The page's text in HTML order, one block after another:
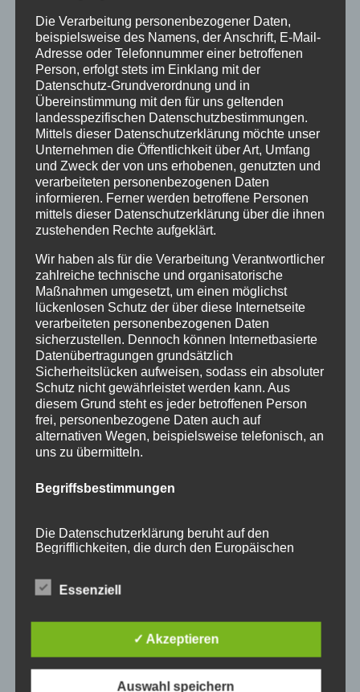
Juni 2018
Dezember 2015
Kategorien
Aktionen
Ausstellungen
Flechtkurse
Impressionen
Info
Natur in Form
Termine
Stichworte
Allgäu Annette Rehle Atelier Ausstellung
Blaichach Creuzfeldtrash Dezember Ettensberg
Event Flechten flechten lernen Flechtkunst
Flechtkurs Flechtkurse Flechttechnik Flechtwerkstatt
individuelle Flechtkurse Info
miRaR Mira Rehle Mundstaub Natur in Form
Oberallgäu
Weiden
Weidenkörbe weihnachtliche Dekoration
Weihnachtsrabatt
Die Verarbeitung personenbezogener Daten,
beispielsweise des Namens, der Anschrift, E-Mail-
Adresse oder Telefonnummer einer betroffenen
Person, erfolgt stets im Einklang mit der
Datenschutz-Grundverordnung und in
Übereinstimmung mit den für uns geltenden
landesspezifischen Datenschutzbestimmungen.
Mittels dieser Datenschutzerklärung möchte unser
Unternehmen die Öffentlichkeit über Art, Umfang
und Zweck der von uns erhobenen, genutzten und
verarbeiteten personenbezogenen Daten
informieren. Ferner werden betroffene Personen
mittels dieser Datenschutzerklärung über die ihnen
zustehenden Rechte aufgeklärt.
Wir haben als für die Verarbeitung Verantwortlicher
zahlreiche technische und organisatorische
Maßnahmen umgesetzt, um einen möglichst
lückenlosen Schutz der über diese Internetseite
verarbeiteten personenbezogenen Daten
sicherzustellen. Dennoch können Internetbasierte
Datenübertragungen grundsätzlich
Sicherheitslücken aufweisen, sodass ein absoluter
Schutz nicht gewährleistet werden kann. Aus
diesem Grund steht es jeder betroffenen Person
frei, personenbezogene Daten auch auf
alternativen Wegen, beispielsweise telefonisch, an
uns zu übermitteln.
Begriffsbestimmungen
Die Datenschutzerklärung beruht auf den
Begrifflichkeiten, die durch den Europäischen
der Datenschutz-Grundverordnung (DS-GVO)
verwendet wurden. Unsere Datenschutzerklärung
unsere Kunden und Geschäftspartner einfach
lesbar und verständlich sein. Um dies zu
gewährleisten, möchten wir vorab die verwendeten
Essenziell
✓ Akzeptieren
Auswahl speichern